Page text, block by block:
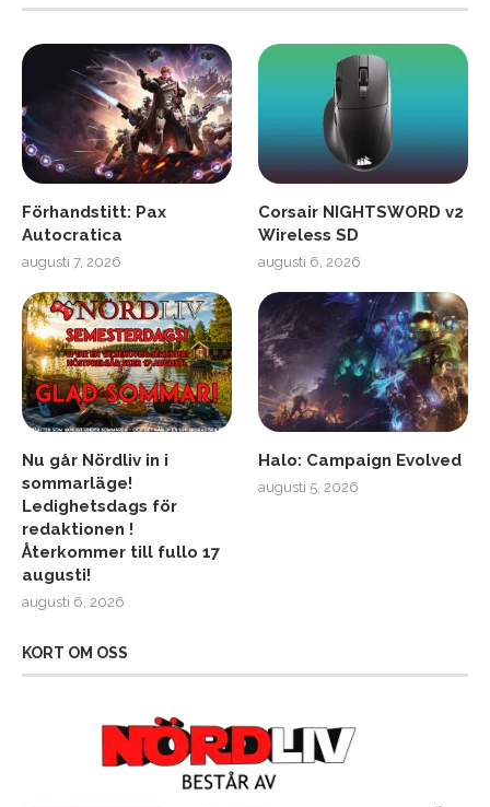
Förhandstitt: Pax
Autocratica
augusti 7, 2026
Corsair NIGHTSWORD v2
Wireless SD
augusti 6, 2026
Nu går Nördliv in i
sommarläge!
Ledighetsdags för
redaktionen !
Återkommer till fullo 17
augusti!
augusti 6, 2026
Halo: Campaign Evolved
augusti 5, 2026
KORT OM OSS